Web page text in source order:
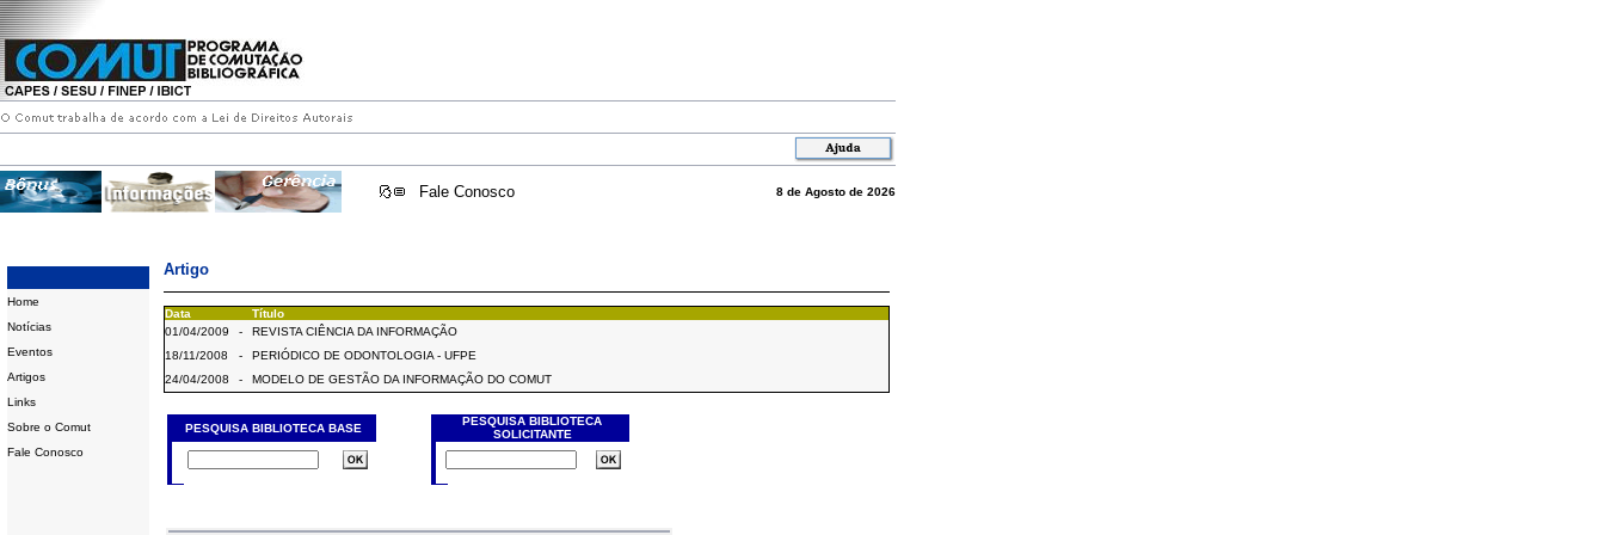
Fale Conosco 8 de Agosto de 2026
Home
Notícias
Eventos
Artigos
Links
Sobre o Comut
Fale Conosco
Artigo
Data
Título
01/04/2009
-
REVISTA CIÊNCIA DA INFORMAÇÃO
18/11/2008
-
PERIÓDICO DE ODONTOLOGIA - UFPE
24/04/2008
- MODELO DE GESTÃO DA INFORMAÇÃO DO COMUT
PESQUISA BIBLIOTECA BASE
PESQUISA BIBLIOTECA
SOLICITANTE